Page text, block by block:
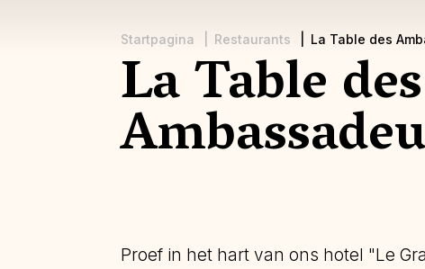
Kruimelpad
Startpagina Restaurants La Table des
La Table des
Proef in het hart van ons hotel "Le